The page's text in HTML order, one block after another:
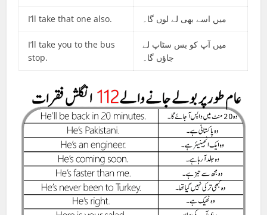
I’ll take that one also. میں اسے بھی لے لوں گا۔
I’ll take you to the bus
stop.
میں آپ کو بس سٹاپ لے
جاؤں گا۔